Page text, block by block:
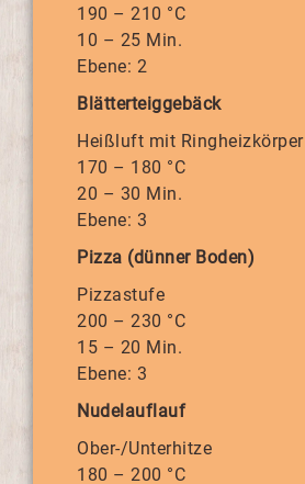
190 – 210 °C
10 – 25 Min.
Ebene: 2
Blätterteiggebäck
Heißluft mit Ringheizkörper
170 – 180 °C
20 – 30 Min.
Ebene: 3
Pizza (dünner Boden)
Pizzastufe
200 – 230 °C
15 – 20 Min.
Ebene: 3
Nudelauflauf
Ober-/Unterhitze
180 – 200 °C